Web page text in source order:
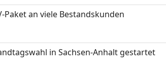
Paket an viele Bestandskunden
in Sachsen-Anhalt gestartet